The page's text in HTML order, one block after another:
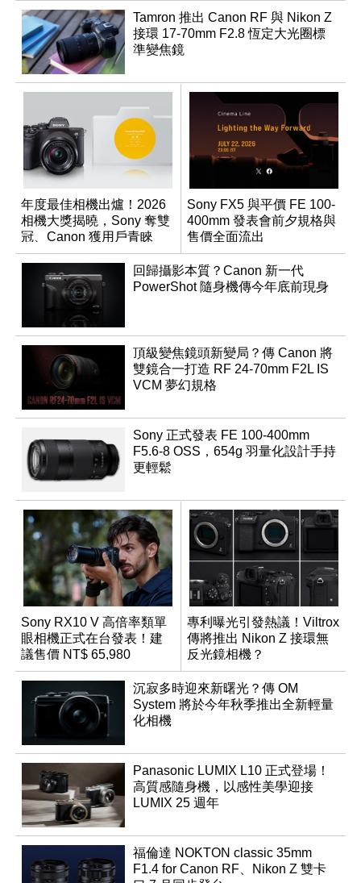
Tamron 推出 Canon RF 與 Nikon Z
接環 17-70mm F2.8 恆定大光圈標
準變焦鏡
年度最佳相機出爐！2026
相機大獎揭曉，Sony 奪雙
冠、Canon 獲用戶青睞
Sony FX5 與平價 FE 100-
400mm 發表會前夕規格與
售價全面流出
回歸攝影本質？Canon 新一代
PowerShot 隨身機傳今年底前現身
頂級變焦鏡頭新變局？傳 Canon 將
雙鏡合一打造 RF 24-70mm F2L IS
VCM 夢幻規格
Sony 正式發表 FE 100-400mm
F5.6-8 OSS，654g 羽量化設計手持
更輕鬆
Sony RX10 V 高倍率類單
眼相機正式在台發表！建
議售價 NT$ 65,980
專利曝光引發熱議！Viltrox
傳將推出 Nikon Z 接環無
反光鏡相機？
沉寂多時迎來新曙光？傳 OM
System 將於今年秋季推出全新輕量
化相機
Panasonic LUMIX L10 正式登場！
高質感隨身機，以感性美學迎接
LUMIX 25 週年
福倫達 NOKTON classic 35mm
F1.4 for Canon RF、Nikon Z 雙卡